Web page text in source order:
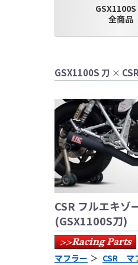
GSX1100S
全商品
GSX1100S 刀 ×
CSR フルエキゾ
(GSX1100S刀)
>>Racing Parts
マフラー CSR マ